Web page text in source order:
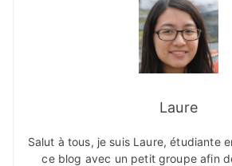
Laure
Salut à tous, je suis Laure, étudiante
ce blog avec un petit groupe afin